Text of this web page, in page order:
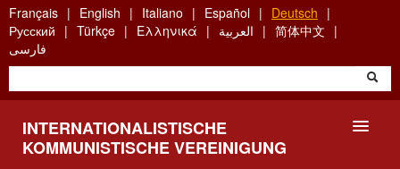
Skip
to
main
content
Français English Italiano Español
Deutsch
Русский
Türkçe Ελληνικά العربية
简体中文
فارسی
INTERNATIONALISTISCHE
KOMMUNISTISCHE VEREINIGUNG